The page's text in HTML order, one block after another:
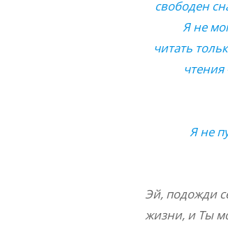
свободен
Я не
читать
чтения
Я не
Эй, подожди
жизни, и Ты